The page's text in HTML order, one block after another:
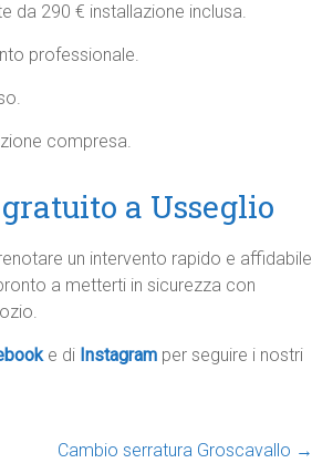
da 290 € installazione inclusa.
professionale.
compresa.
a Usseglio
un intervento rapido e affidabile
a metterti in sicurezza con
e di Instagram per seguire i nostri
Cambio serratura Groscavallo →